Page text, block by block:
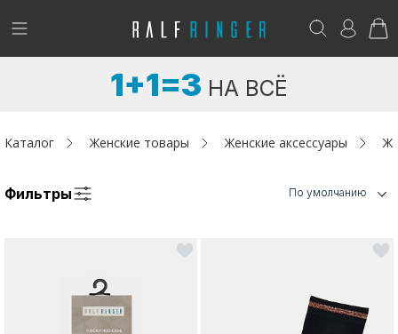
!
Женщинам
Возникли вопросы? - club@ralf.ru
1+1=3 НА ВСЁ
Каталог Женские товары Женские аксессуары
Фильтры По умолчанию